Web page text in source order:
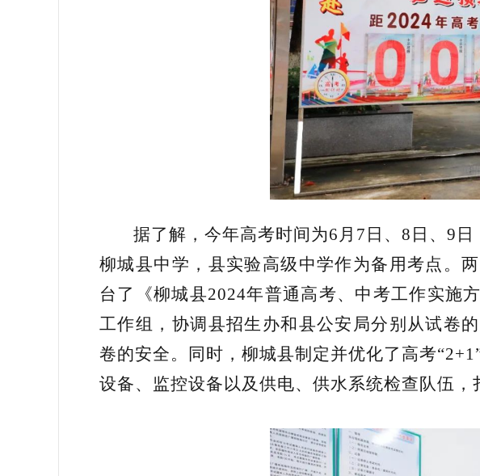
据了解，今年高考时间为6月7日、8日、9
柳城县中学，县实验高级中学作为备用考点。
台了《柳城县2024年普通高考、中考工作实施
工作组，协调县招生办和县公安局分别从试卷
卷的安全。同时，柳城县制定并优化了高考
设备、监控设备以及供电、供水系统检查队伍，